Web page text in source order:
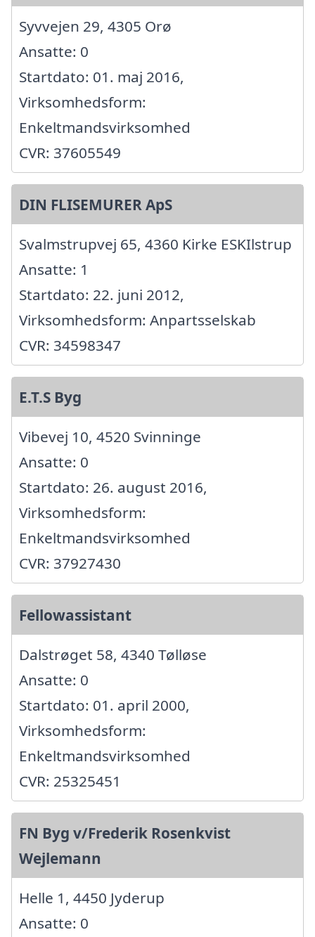
Syvvejen 29, 4305 Orø
Ansatte: 0
Startdato: 01. maj 2016,
Virksomhedsform:
Enkeltmandsvirksomhed
CVR: 37605549
DIN FLISEMURER ApS
Svalmstrupvej 65, 4360 Kirke ESKIlstrup
Ansatte: 1
Startdato: 22. juni 2012,
Virksomhedsform: Anpartsselskab
CVR: 34598347
E.T.S Byg
Vibevej 10, 4520 Svinninge
Ansatte: 0
Startdato: 26. august 2016,
Virksomhedsform:
Enkeltmandsvirksomhed
CVR: 37927430
Fellowassistant
Dalstrøget 58, 4340 Tølløse
Ansatte: 0
Startdato: 01. april 2000,
Virksomhedsform:
Enkeltmandsvirksomhed
CVR: 25325451
FN Byg v/Frederik Rosenkvist
Wejlemann
Helle 1, 4450 Jyderup
Ansatte: 0